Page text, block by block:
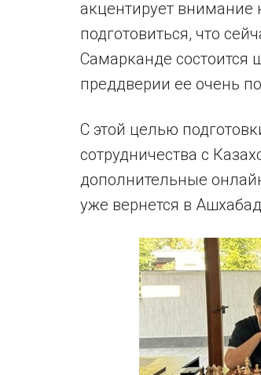
акцентирует внимание
подготовиться, что
Самарканде состоится
преддверии ее очень
С этой целью
сотрудничества с
дополнительные
уже вернется в